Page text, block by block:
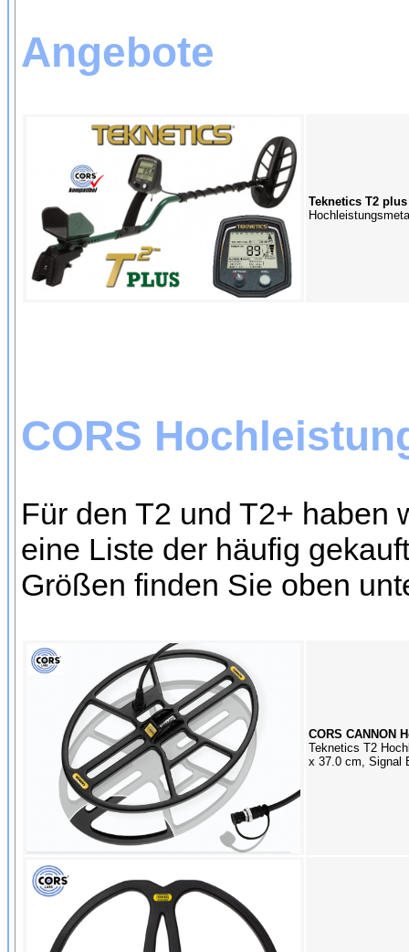
Angebote
Teknetics T2
CORS
Für den T2 und T2+ haben
eine Liste der häufig
Größen finden Sie oben
CORS CANNON
Teknetics T2
x 37.0 cm, Signal